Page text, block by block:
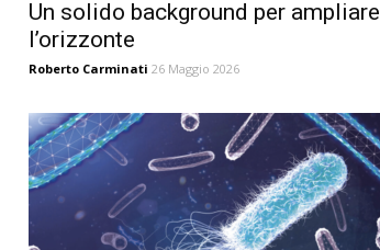
Un solido background per ampliare
l’orizzonte
Roberto Carminati 26 Maggio 2026